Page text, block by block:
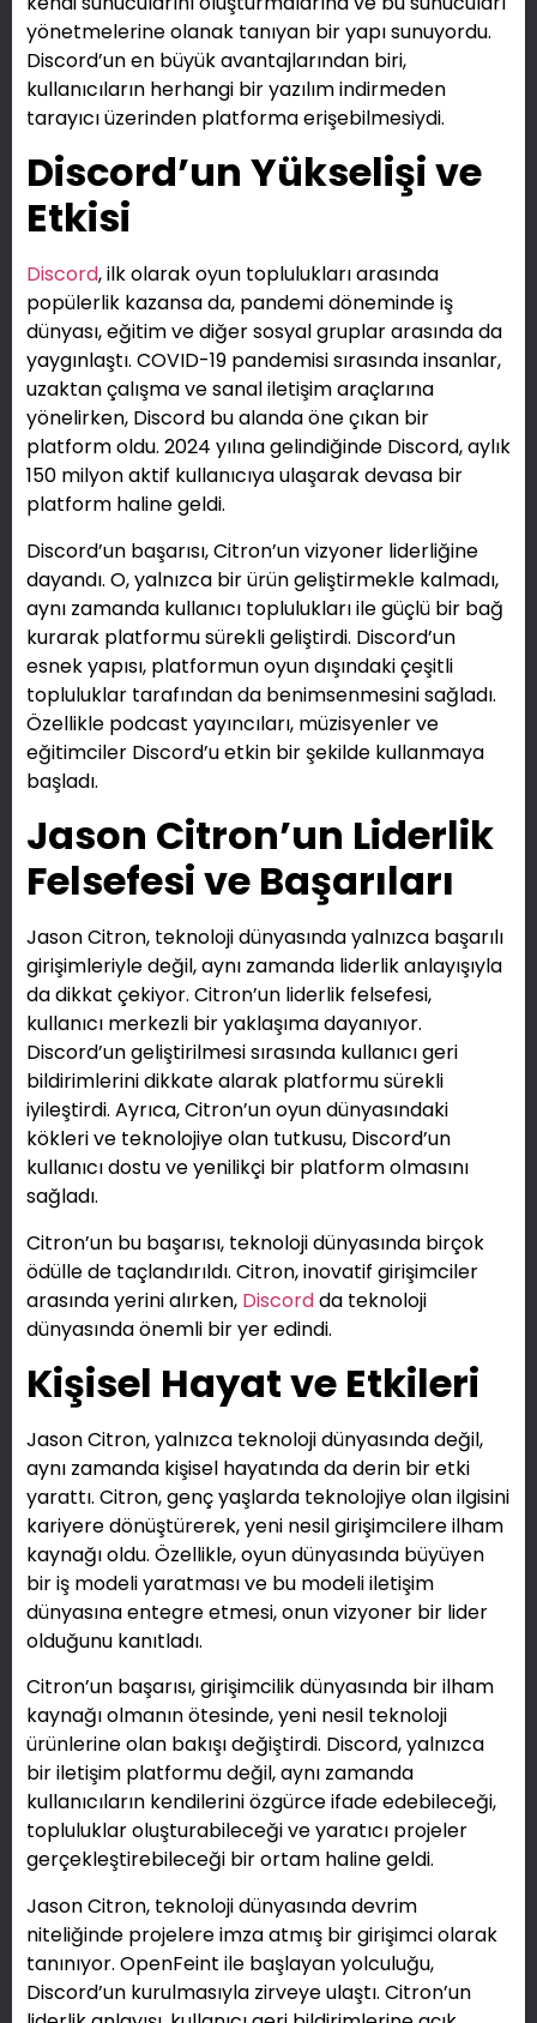
yönetmelerine olanak tanıyan bir yapı sunuyordu.
Discord’un en büyük avantajlarından biri,
kullanıcıların herhangi bir yazılım indirmeden
tarayıcı üzerinden platforma erişebilmesiydi.
Discord’un Yükselişi ve
Etkisi
Discord, ilk olarak oyun toplulukları arasında
popülerlik kazansa da, pandemi döneminde iş
dünyası, eğitim ve diğer sosyal gruplar arasında da
yaygınlaştı. COVID-19 pandemisi sırasında insanlar,
uzaktan çalışma ve sanal iletişim araçlarına
yönelirken, Discord bu alanda öne çıkan bir
platform oldu. 2024 yılına gelindiğinde Discord, aylık
150 milyon aktif kullanıcıya ulaşarak devasa bir
platform haline geldi.
Discord’un başarısı, Citron’un vizyoner liderliğine
dayandı. O, yalnızca bir ürün geliştirmekle kalmadı,
aynı zamanda kullanıcı toplulukları ile güçlü bir bağ
kurarak platformu sürekli geliştirdi. Discord’un
esnek yapısı, platformun oyun dışındaki çeşitli
topluluklar tarafından da benimsenmesini sağladı.
Özellikle podcast yayıncıları, müzisyenler ve
eğitimciler Discord’u etkin bir şekilde kullanmaya
başladı.
Jason Citron’un Liderlik
Felsefesi ve Başarıları
Jason Citron, teknoloji dünyasında yalnızca başarılı
girişimleriyle değil, aynı zamanda liderlik anlayışıyla
da dikkat çekiyor. Citron’un liderlik felsefesi,
kullanıcı merkezli bir yaklaşıma dayanıyor.
Discord’un geliştirilmesi sırasında kullanıcı geri
bildirimlerini dikkate alarak platformu sürekli
iyileştirdi. Ayrıca, Citron’un oyun dünyasındaki
kökleri ve teknolojiye olan tutkusu, Discord’un
kullanıcı dostu ve yenilikçi bir platform olmasını
sağladı.
Citron’un bu başarısı, teknoloji dünyasında birçok
ödülle de taçlandırıldı. Citron, inovatif girişimciler
arasında yerini alırken, Discordda teknoloji
dünyasında önemli bir yer edindi.
Kişisel Hayat ve Etkileri
Jason Citron, yalnızca teknoloji dünyasında değil,
aynı zamanda kişisel hayatında da derin bir etki
yarattı. Citron, genç yaşlarda teknolojiye olan ilgisini
kariyere dönüştürerek, yeni nesil girişimcilere ilham
kaynağı oldu. Özellikle, oyun dünyasında büyüyen
bir iş modeli yaratması ve bu modeli iletişim
dünyasına entegre etmesi, onun vizyoner bir lider
olduğunu kanıtladı.
Citron’un başarısı, girişimcilik dünyasında bir ilham
kaynağı olmanın ötesinde, yeni nesil teknoloji
ürünlerine olan bakışı değiştirdi. Discord, yalnızca
bir iletişim platformu değil, aynı zamanda
kullanıcıların kendilerini özgürce ifade edebileceği,
topluluklar oluşturabileceği ve yaratıcı projeler
gerçekleştirebileceği bir ortam haline geldi.
Jason Citron, teknoloji dünyasında devrim
niteliğinde projelere imza atmış bir girişimci olarak
tanınıyor. OpenFeint ile başlayan yolculuğu,
Discord’un kurulmasıyla zirveye ulaştı. Citron’un